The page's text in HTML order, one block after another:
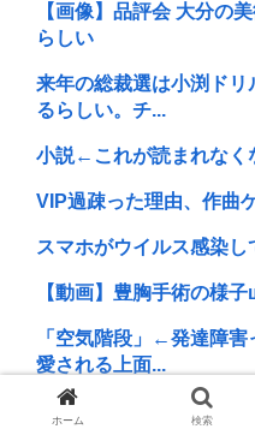
【画像】品評会 大分の
らしい
来年の総裁選は小渕ド
るらしい。チ...
小説←これが読まれなく
VIP過疎った理由、作曲
スマホがウイルス感染
【動画】豊胸手術の
「空気階段」←発達障
愛される上面...
ケンモメンが異世界転
ホーム 検索